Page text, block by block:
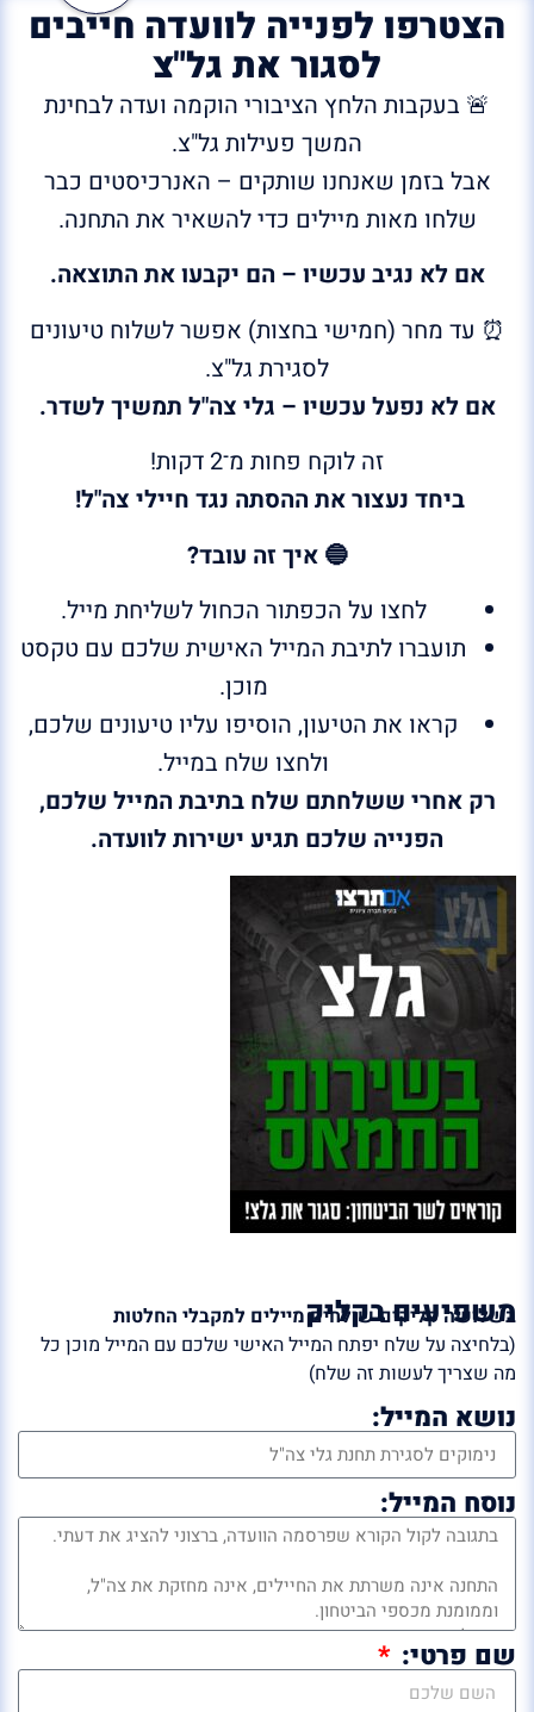
הצטרפו לפנייה לוועדה חייבים
לסגור את גל"צ
🚨 בעקבות הלחץ הציבורי הוקמה ועדה לבחינת
המשך פעילות גל"צ.
אבל בזמן שאנחנו שותקים – האנרכיסטים כבר
שלחו מאות מיילים כדי להשאיר את התחנה.
אם לא נגיב עכשיו – הם יקבעו את התוצאה.
⏰ עד מחר (חמישי בחצות) אפשר לשלוח טיעונים
לסגירת גל"צ.
אם לא נפעל עכשיו – גלי צה"ל תמשיך לשדר.
זה לוקח פחות מ־2 דקות!
ביחד נעצור את ההסתה נגד חיילי צה"ל!
🔵 איך זה עובד?
לחצו על הכפתור הכחול לשליחת מייל.
תועברו לתיבת המייל האישית שלכם עם טקסט
מוכן.
קראו את הטיעון, הוסיפו עליו טיעונים שלכם,
ולחצו שלח במייל.
רק אחרי ששלחתם שלח בתיבת המייל שלכם,
הפנייה שלכם תגיע ישירות לוועדה.
משפיעים בקליק
בשלושה קליקים שולחים מיילים למקבלי החלטות
(בלחיצה על שלח יפתח המייל האישי שלכם עם המייל מוכן כל
מה שצריך לעשות זה שלח)
נושא המייל:
נוסח המייל:
שם פרטי: